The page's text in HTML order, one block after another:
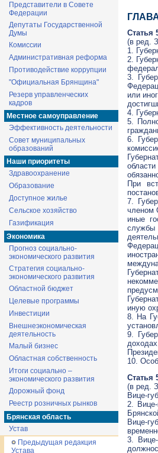
Представители в Совете
Федерации
Депутаты Государственной
Думы
Комиссии
Административная реформа
Противодействие коррупции
"Официальная Брянщина"
Резерв управленческих
кадров
Местное самоуправление
Эффективность деятельности
Совет муниципальных
образований
Наши приоритеты
Здравоохранение
Образование
Доступное жилье
Сельское хозяйство
Газификация
Экономика
Прогноз социально-
экономического развития
Стратегия социально-
экономического развития
Областной бюджет
Целевые программы
Инвестиции
Внешнеэкономическая
деятельность
Малый бизнес
Областная собственность
Итоги социально –
экономического развития
Дорожный фонд
Реестр розничных рынков
Брянская область
Устав
Предыдущая редакция
Устава
Статья
(в ред.
1.
2.
3.
или
4.
5.
6.
При
7.
членом
иные
службы
иную
8. На
9.
10.
Статья
(в ред.
Вице-
2. Вице-
Вице-
3.